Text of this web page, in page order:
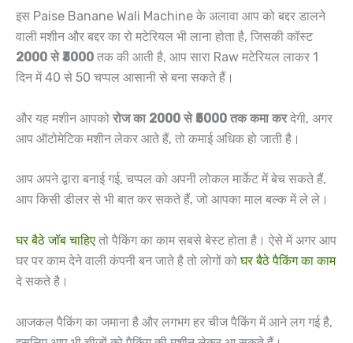
इस Paise Banane Wali Machine के अलावा आप को बद्दर डालने
वाली मशीन और बद्दर का रो मटेरियल भी लाना होता है, जिसकी कॉस्ट
2000 से ₹3000 तक की आती है, आप सारा Raw मटेरियल लाकर 1
दिन में 40 से 50 चप्पल आसानी से बना सकते हैं।
और यह मशीन आपको रोज का 2000 से ₹5000 तक कमा करदेगी, अगर
आप ऑटोमेटिक मशीन लेकर आते हैं, तो कमाई अधिक हो जाती है।
आप अपने द्वारा बनाई गई, चप्पल को अपनी लोकल मार्केट में बेच सकते हैं,
आप किसी डीलर से भी बात कर सकते हैं, जो आपका माल बल्क में ले ले।
घर बैठे जॉब चाहिए तो पैकिंग का काम सबसे बेस्ट होता है। ऐसे में अगर आप
घर पर काम देने वाली कंपनी बन जाते है तो लोगों कोघर बैठे पैकिंग का काम
दे सकते है।
आजकल पैकिंग का जमाना है और लगभग हर चीज पैकिंग में आने लग गई है,